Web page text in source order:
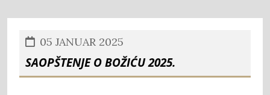
05 JANUAR 2025
Saopštenje o Božiću 2025.